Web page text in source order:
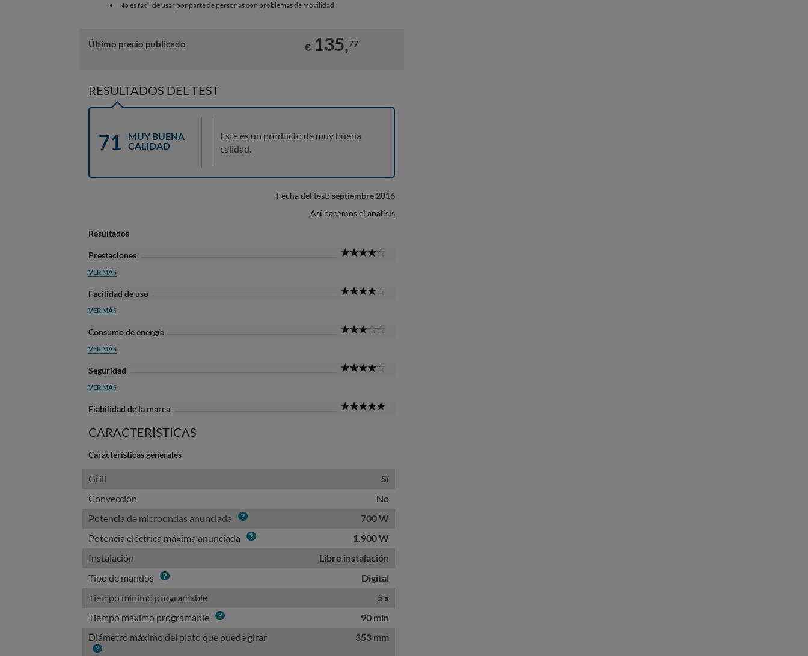
No es fácil de usar por parte de personas con problemas de movilidad
Último precio publicado € 135,77
RESULTADOS DEL TEST
71
MUY BUENA
CALIDAD
Este es un producto de muy buena
calidad.
Fecha del test: septiembre 2016
Así hacemos el análisis
Resultados
Prestaciones
VER MÁS
Facilidad de uso
VER MÁS
Consumo de energía
VER MÁS
Seguridad
VER MÁS
Fiabilidad de la marca
CARACTERÍSTICAS
Características generales
Grill
Sí
Convección
No
Potencia de microondas anunciada Info
700 W
Potencia eléctrica máxima anunciada Info
1.900 W
Instalación
Libre instalación
Tipo de mandos Info
Digital
Tiempo minimo programable
5 s
Tiempo máximo programable Info
90 min
Diámetro máximo del plato que puede girar
Info
353 mm